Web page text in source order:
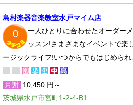
島村楽器音楽教室水戸マイム店
0
一人ひとりに合わせたオーダー
ッスン!さまざまなイベントで楽
ージックライフ!いつからでもはじめられ
月謝 10,450 円～
茨城県水戸市宮町1-2-4-B1